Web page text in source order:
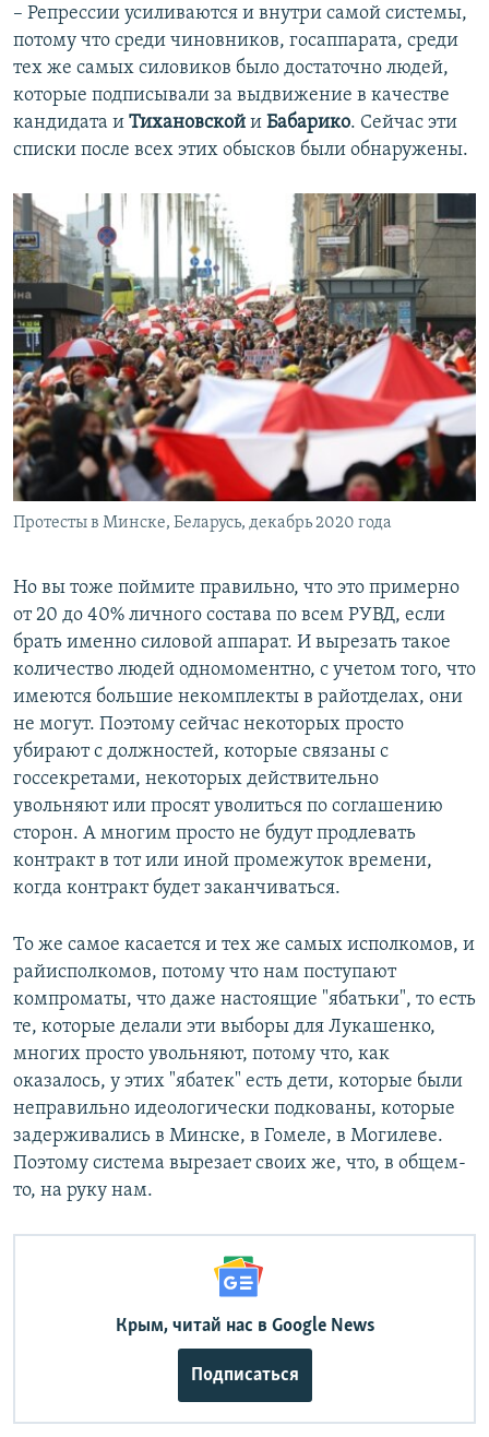
– Репрессии усиливаются и внутри самой системы,
потому что среди чиновников, госаппарата, среди
тех же самых силовиков было достаточно людей,
которые подписывали за выдвижение в качестве
кандидата и Тихановской и Бабарико. Сейчас эти
списки после всех этих обысков были обнаружены.
Протесты в Минске, Беларусь, декабрь 2020 года
Но вы тоже поймите правильно, что это примерно
от 20 до 40% личного состава по всем РУВД, если
брать именно силовой аппарат. И вырезать такое
количество людей одномоментно, с учетом того, что
имеются большие некомплекты в райотделах, они
не могут. Поэтому сейчас некоторых просто
убирают с должностей, которые связаны с
госсекретами, некоторых действительно
увольняют или просят уволиться по соглашению
сторон. А многим просто не будут продлевать
контракт в тот или иной промежуток времени,
когда контракт будет заканчиваться.
То же самое касается и тех же самых исполкомов, и
райисполкомов, потому что нам поступают
компроматы, что даже настоящие "ябатьки", то есть
те, которые делали эти выборы для Лукашенко,
многих просто увольняют, потому что, как
оказалось, у этих "ябатек" есть дети, которые были
неправильно идеологически подкованы, которые
задерживались в Минске, в Гомеле, в Могилеве.
Поэтому система вырезает своих же, что, в общем-
то, на руку нам.
Крым, читай нас в Google News
Подписаться